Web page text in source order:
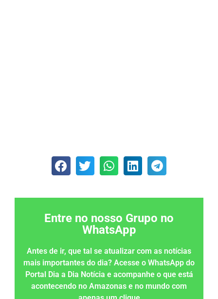
Entre no nosso Grupo no
WhatsApp
Antes de ir, que tal se atualizar com as notícias
mais importantes do dia? Acesse o WhatsApp do
Portal Dia a Dia Notícia e acompanhe o que está
acontecendo no Amazonas e no mundo com